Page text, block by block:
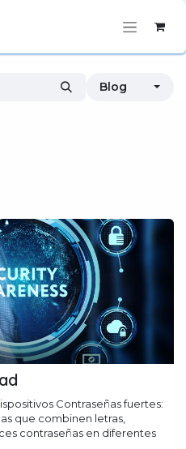
Blog
Contraseñas fuertes:
que combinen letras,
contraseñas en diferentes